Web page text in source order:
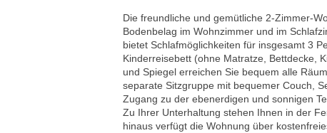
Die freundliche und gemütliche 2-Zimmer-
Bodenbelag im Wohnzimmer und im
bietet Schlafmöglichkeiten für insgesamt 3
Kinderreisebett (ohne Matratze, Bettdecke,
und Spiegel erreichen Sie bequem alle
separate Sitzgruppe mit bequemer Couch,
Zugang zu der ebenerdigen und sonnigen
Zu Ihrer Unterhaltung stehen Ihnen in der
hinaus verfügt die Wohnung über